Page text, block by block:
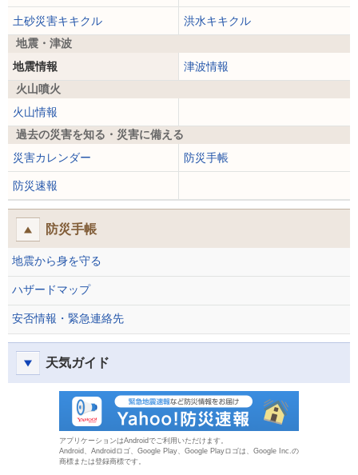
土砂災害キキクル
洪水キキクル
地震・津波
地震情報
津波情報
火山噴火
火山情報
過去の災害を知る・災害に備える
災害カレンダー
防災手帳
防災速報
防災手帳
地震から身を守る
ハザードマップ
安否情報・緊急連絡先
天気ガイド
アプリケーションはAndroidでご利用いただけます。
Android、Androidロゴ、Google Play、Google Playロゴは、Google Inc.の
商標または登録商標です。